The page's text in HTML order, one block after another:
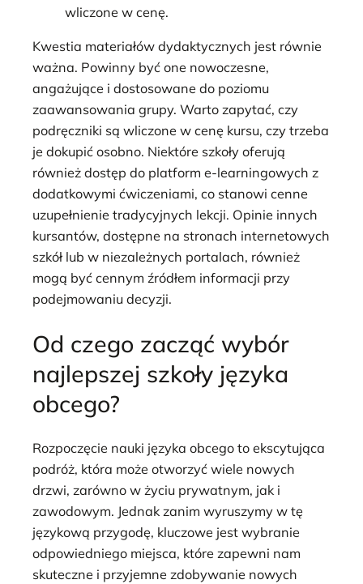
wliczone w cenę.
Kwestia materiałów dydaktycznych jest równie
ważna. Powinny być one nowoczesne,
angażujące i dostosowane do poziomu
zaawansowania grupy. Warto zapytać, czy
podręczniki są wliczone w cenę kursu, czy trzeba
je dokupić osobno. Niektóre szkoły oferują
również dostęp do platform e-learningowych z
dodatkowymi ćwiczeniami, co stanowi cenne
uzupełnienie tradycyjnych lekcji. Opinie innych
kursantów, dostępne na stronach internetowych
szkół lub w niezależnych portalach, również
mogą być cennym źródłem informacji przy
podejmowaniu decyzji.
Od czego zacząć wybór
najlepszej szkoły języka
obcego?
Rozpoczęcie nauki języka obcego to ekscytująca
podróż, która może otworzyć wiele nowych
drzwi, zarówno w życiu prywatnym, jak i
zawodowym. Jednak zanim wyruszymy w tę
językową przygodę, kluczowe jest wybranie
odpowiedniego miejsca, które zapewni nam
skuteczne i przyjemne zdobywanie nowych